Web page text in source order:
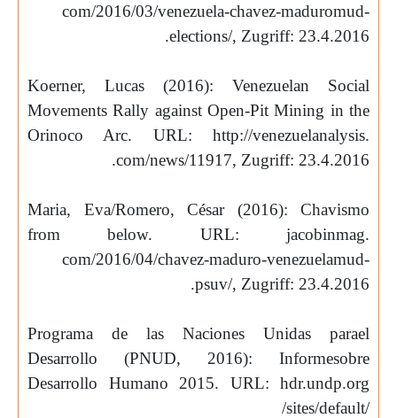
com/2016/03/venezuela-chavez-maduromud-
elections/, Zugriff: 23.4.2016
.
Koerner, Lucas (2016): Venezuelan Social
Movements Rally against Open-Pit Mining in the
Orinoco Arc. URL: http://venezuelanalysis.
com/news/11917, Zugriff: 23.4.2016
.
Maria, Eva/Romero, César (2016): Chavismo
from below. URL: jacobinmag.
com/2016/04/chavez-maduro-venezuelamud-
psuv/, Zugriff: 23.4.2016
.
Programa de las Naciones Unidas parael
Desarrollo (PNUD, 2016): Informesobre
Desarrollo Humano 2015. URL: hdr.undp.org
/sites/default/